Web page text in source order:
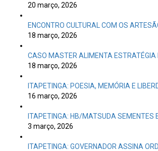
20 março, 2026
ENCONTRO CULTURAL COM OS
18 março, 2026
CASO MASTER ALIMENTA ESTRATÉGIA
18 março, 2026
ITAPETINGA: POESIA, MEMÓRIA E
16 março, 2026
ITAPETINGA: HB/MATSUDA SEMENTES
3 março, 2026
ITAPETINGA: GOVERNADOR ASSINA